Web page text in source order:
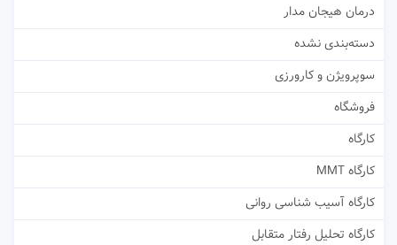
درمان هیجان مدار
دسته‌بندی نشده
سوپرویژن و کارورزی
فروشگاه
کارگاه
کارگاه MMT
کارگاه آسیب شناسی روانی
کارگاه تحلیل رفتار متقابل